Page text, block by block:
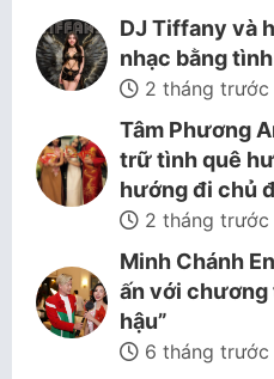
DJ Tiffany và
nhạc bằng
2 tháng trước
Tâm Phương
trữ tình quê
hướng đi chủ
2 tháng trước
Minh Chánh
ấn với chương
hậu”
6 tháng trước